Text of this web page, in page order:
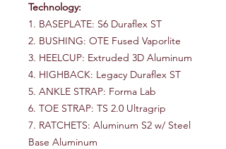
Technology:
1. BASEPLATE: S6 Duraflex ST
2. BUSHING: OTE Fused Vaporlite
3. HEELCUP: Extruded 3D Aluminum
4. HIGHBACK: Legacy Duraflex ST
5. ANKLE STRAP: Forma Lab
6. TOE STRAP: TS 2.0 Ultragrip
7. RATCHETS: Aluminum S2 w/ Steel
Base Aluminum